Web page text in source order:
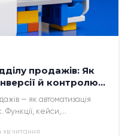
продажів: Як
й контролю у
— як автоматизація
Функції, кейси,
хв читання